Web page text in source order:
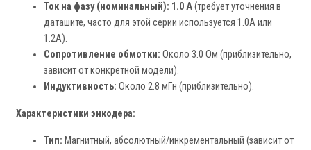
Ток на фазу (номинальный): 1.0 A(требует уточнения в
даташите, часто для этой серии используется 1.0A или
1.2A).
Сопротивление обмотки: Около 3.0 Ом (приблизительно,
зависит от конкретной модели).
Индуктивность: Около 2.8 мГн (приблизительно).
Характеристики энкодера:
Тип: Магнитный, абсолютный/инкрементальный (зависит от